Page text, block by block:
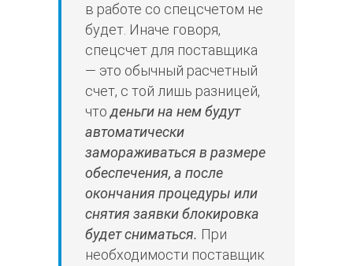
в работе со спецсчетом не
будет. Иначе говоря,
спецсчет для поставщика
— это обычный расчетный
счет, с той лишь разницей,
чтоденьги на нем будут
автоматически
замораживаться в размере
обеспечения, а после
окончания процедуры или
снятия заявки блокировка
будет сниматься. При
необходимости поставщик